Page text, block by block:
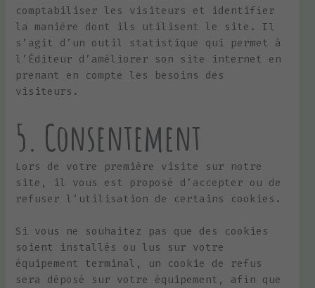
comptabiliser les visiteurs et identifier
la manière dont ils utilisent le site. Il
s’agit d’un outil statistique qui permet à
l’Éditeur d’améliorer son site internet en
prenant en compte les besoins des
visiteurs.
5. Consentement
Lors de votre première visite sur notre
site, il vous est proposé d’accepter ou de
refuser l’utilisation de certains cookies.
Si vous ne souhaitez pas que des cookies
soient installés ou lus sur votre
équipement terminal, un cookie de refus
sera déposé sur votre équipement, afin que